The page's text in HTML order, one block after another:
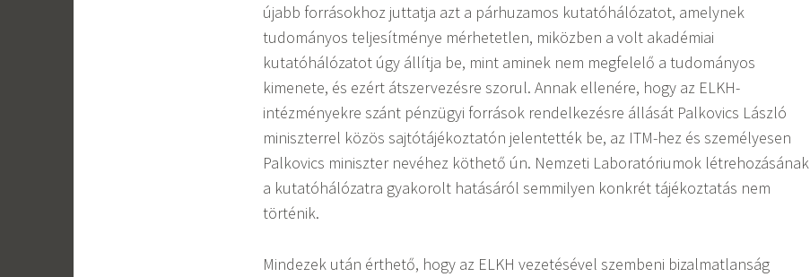
újabb forrásokhoz juttatja azt a párhuzamos kutatóhálózatot, amelynek
tudományos teljesítménye mérhetetlen, miközben a volt akadémiai
kutatóhálózatot úgy állítja be, mint aminek nem megfelelő a tudományos
kimenete, és ezért átszervezésre szorul. Annak ellenére, hogy az ELKH-
intézményekre szánt pénzügyi források rendelkezésre állását Palkovics László
miniszterrel közös sajtótájékoztatón jelentették be, az ITM-hez és személyesen
Palkovics miniszter nevéhez köthető ún. Nemzeti Laboratóriumok létrehozásának
a kutatóhálózatra gyakorolt hatásáról semmilyen konkrét tájékoztatás nem
történik.
Mindezek után érthető, hogy az ELKH vezetésével szembeni bizalmatlanság